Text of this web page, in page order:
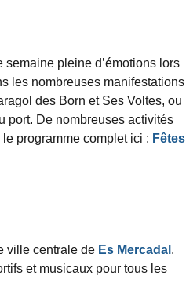
semaine pleine d’émotions lors
les nombreuses manifestations
des Born et Ses Voltes, ou
port. De nombreuses activités
programme complet ici : Fêtes
ville centrale de Es Mercadal .
et musicaux pour tous les